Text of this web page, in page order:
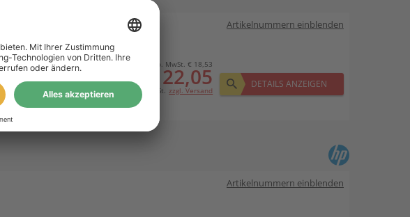
Artikelnummern einblenden
o. MwSt. € 18,53
€ 22,05
inkl. MwSt. zzgl. Versand
DETAILS ANZEIGEN
Artikelnummern einblenden